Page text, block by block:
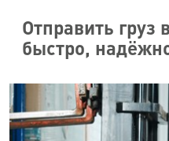
Отправить груз
быстро,